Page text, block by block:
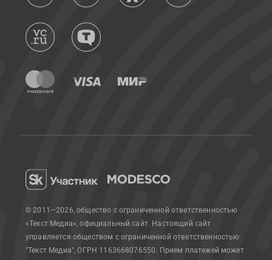
© 2011—2026, общество с ограниченной ответственностью
«Текст Медиа», официальный сайт. Настоящий сайт
управляется обществом с ограниченной ответственностью
"Текст Медиа", ОГРН 1163668076550. Прием платежей может